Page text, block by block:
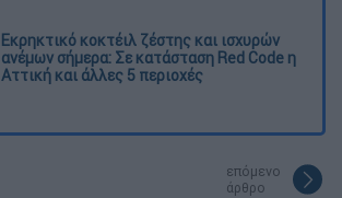
Εκρηκτικό κοκτέιλ ζέστης και ισχυρών
ανέμων σήμερα: Σε κατάσταση Red Code η
Αττική και άλλες 5 περιοχές
επόμενο
άρθρο